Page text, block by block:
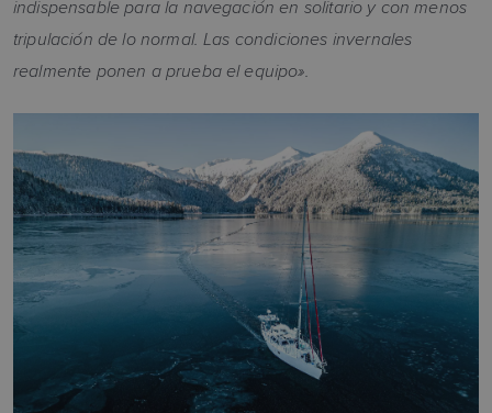
indispensable para la navegación en solitario y con menos
tripulación de lo normal. Las condiciones invernales
realmente ponen a prueba el equipo».